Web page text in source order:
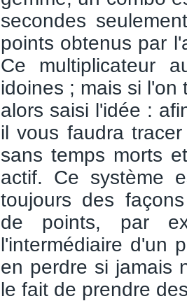
secondes
points obtenus par
Ce multiplicateur
idoines ; mais si l'on
alors saisi l'idée :
il vous faudra
sans temps morts
actif. Ce système
toujours des
de points, par
l'intermédiaire d'un
en perdre si jamais
le fait de prendre